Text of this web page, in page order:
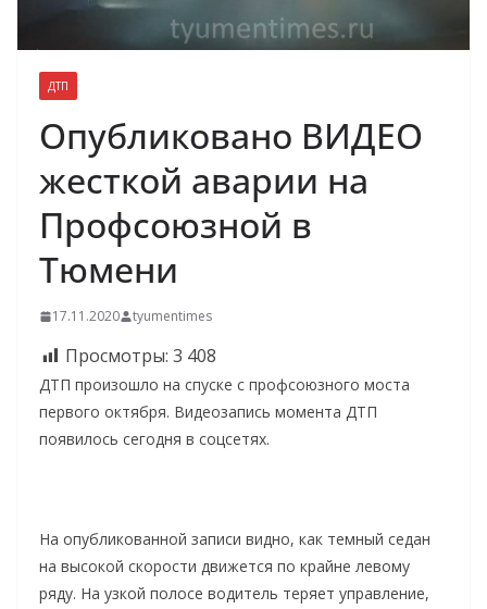
ДТП
Опубликовано ВИДЕО
жесткой аварии на
Профсоюзной в
Тюмени
17.11.2020 tyumentimes
Просмотры: 3 408
ДТП произошло на спуске с профсоюзного моста
первого октября. Видеозапись момента ДТП
появилось сегодня в соцсетях.
На опубликованной записи видно, как темный седан
на высокой скорости движется по крайне левому
ряду. На узкой полосе водитель теряет управление,